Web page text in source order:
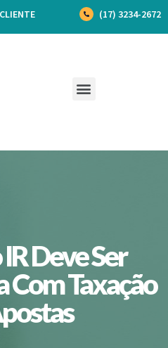
(17) 3234-2672
Deve Ser
Com Taxação